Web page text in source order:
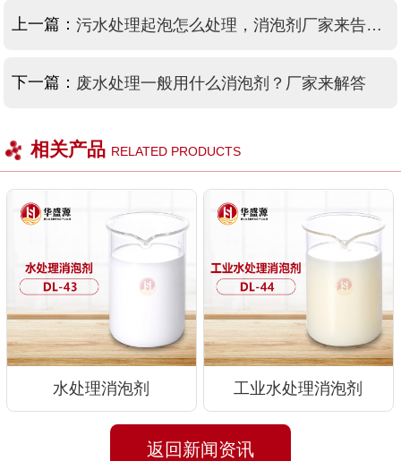
上一篇： 污水处理起泡怎么处理，消泡剂厂家来告诉你
下一篇： 废水处理一般用什么消泡剂？厂家来解答
相关产品 RELATED PRODUCTS
水处理消泡剂 工业水处理消泡剂
返回新闻资讯